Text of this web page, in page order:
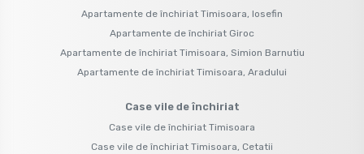
Apartamente de închiriat Timisoara, Iosefin
Apartamente de închiriat Giroc
Apartamente de închiriat Timisoara, Simion Barnutiu
Apartamente de închiriat Timisoara, Aradului
Case vile de închiriat
Case vile de închiriat Timisoara
Case vile de închiriat Timisoara, Cetatii